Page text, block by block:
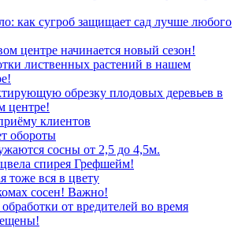
как сугроб защищает сад лучше любого
центре начинается новый сезон!
лиственных растений в нашем
обрезку плодовых деревьев в
центре!
клиентов
обороты
сосны от 2,5 до 4,5м.
спирея Грефшейм!
тоже вся в цвету
сосен! Важно!
от вредителей во время